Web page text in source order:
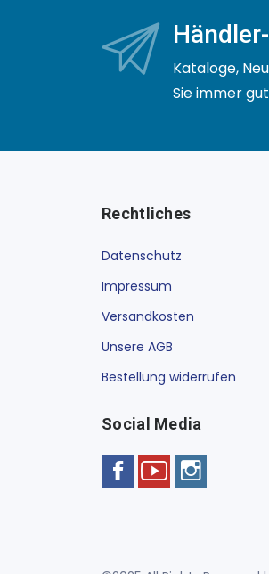
Kataloge,
Sie immer
Rechtliches
Datenschutz
Impressum
Versandkosten
Unsere AGB
Bestellung widerrufen
Social Media